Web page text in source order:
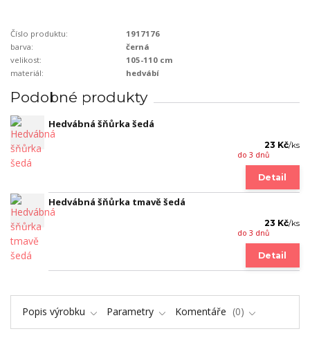
Číslo produktu:
1917176
barva:
černá
velikost:
105-110 cm
materiál:
hedvábí
Podobné produkty
Hedvábná šňůrka šedá
23 Kč/ks
do 3 dnů
Detail
Hedvábná šňůrka tmavě šedá
23 Kč/ks
do 3 dnů
Detail
Popis výrobku Parametry Komentáře 0